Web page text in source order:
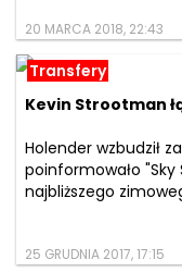
20 MARCA 2018, 22:43
Transfery
Kevin Strootman
Holender wzbudził
poinformowało
najbliższego
25 GRUDNIA 2017, 17:15